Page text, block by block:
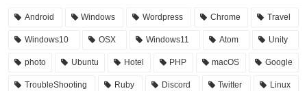
Android Windows Wordpress Chrome Travel
Windows10 OSX Windows11 Atom Unity
photo Ubuntu Hotel PHP macOS Google
TroubleShooting Ruby Discord Twitter Linux